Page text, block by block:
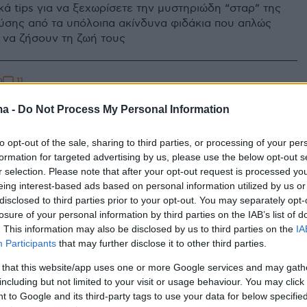
- Do Not Process My Personal Information
opt-out of the sale, sharing to third parties, or processing of your
for targeted advertising by us, please use the below opt-out
selection. Please note that after your opt-out request is processed
interest-based ads based on personal information utilized by us
to third parties prior to your opt-out. You may separately
of your personal information by third parties on the IAB’s list of
This information may also be disclosed by us to third parties on the
Participants that may further disclose it to other third parties.
that this website/app uses one or more Google services and may
but not limited to your visit or usage behaviour. You may
to Google and its third-party tags to use your data for below
tips για να ξεχωρίσετε την μυστηριώδη “σταρ” της
από τα υπόλοιπα ακίνδυνα φιδάκια που απλώς
ζήσουν τη ζωή τους
Πληρώνουν και σκοτώνουν
διαβιούν και κυκλοφορούν δεκάδες είδη πανίδας
11
φωτογραφία με το
Arcus που «κόβει την ανάσα»
αποτυπώνουν πλήρως το μεγαλείο της φύσης - Δείτε
που ξεχώρισαν στο διαγωνισμό της Βασιλικής
Κοινότητας για το 2020
1